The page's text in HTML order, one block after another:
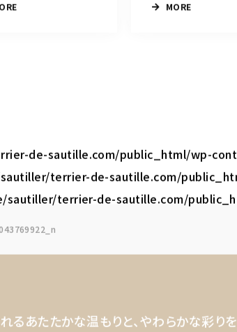
MORE
de-sautille.com/public_html/wp-
terrier-de-sautille.com/
sautiller/terrier-de-sautille.com/
るあたたかな温もりと、やわらかな彩り